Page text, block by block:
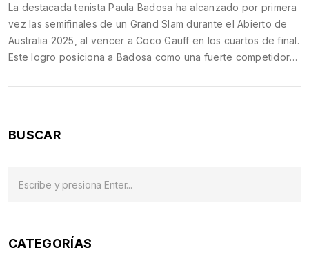
La destacada tenista Paula Badosa ha alcanzado por primera
vez las semifinales de un Grand Slam durante el Abierto de
Australia 2025, al vencer a Coco Gauff en los cuartos de final.
Este logro posiciona a Badosa como una fuerte competidora
Abierto de Australia se celebra del 12 al 26 de enero en
BUSCAR
CATEGORÍAS